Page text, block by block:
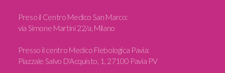
Preso il Centro Medico San Marco:
via Simone Martini 22/a, Milano
Presso il centro Medico Flebologica Pavia:
Piazzale Salvo D'Acquisto, 1, 27100 Pavia PV